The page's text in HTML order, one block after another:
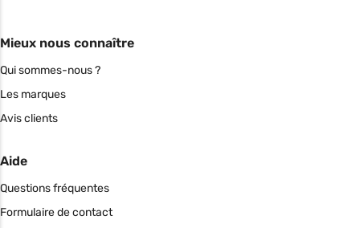
Mieux nous connaître
Qui sommes-nous ?
Les marques
Avis clients
Aide
Questions fréquentes
Formulaire de contact